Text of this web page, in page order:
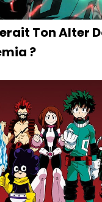
Ton Alter
?